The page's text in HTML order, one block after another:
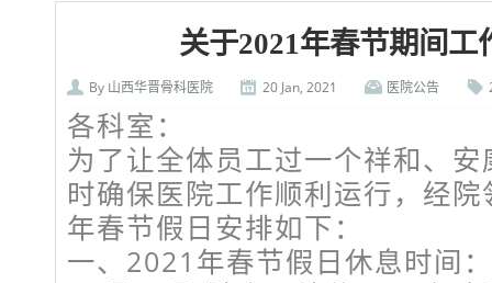
关于2021年春节期间工
By 山西华晋骨科医院 20 Jan, 2021 医院公告
各科室：
为了让全体员工过一个祥和、
时确保医院工作顺利运行，经
年春节假日安排如下：
一、2021年春节假日休息时间：